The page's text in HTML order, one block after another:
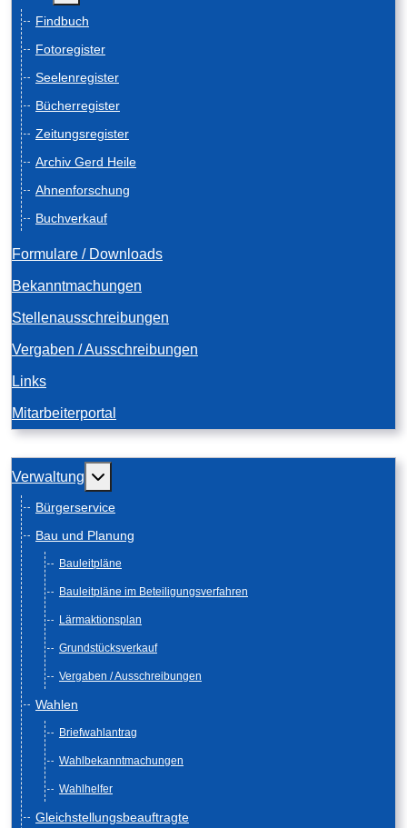
Findbuch
Fotoregister
Seelenregister
Bücherregister
Zeitungsregister
Archiv Gerd Heile
Ahnenforschung
Buchverkauf
Formulare / Downloads
Bekanntmachungen
Stellenausschreibungen
Vergaben / Ausschreibungen
Links
Mitarbeiterportal
Verwaltung Weitere Informationen: Verwaltung
Bürgerservice
Bau und Planung
Bauleitpläne
Bauleitpläne im Beteiligungsverfahren
Lärmaktionsplan
Grundstücksverkauf
Vergaben / Ausschreibungen
Wahlen
Briefwahlantrag
Wahlbekanntmachungen
Wahlhelfer
Gleichstellungsbeauftragte